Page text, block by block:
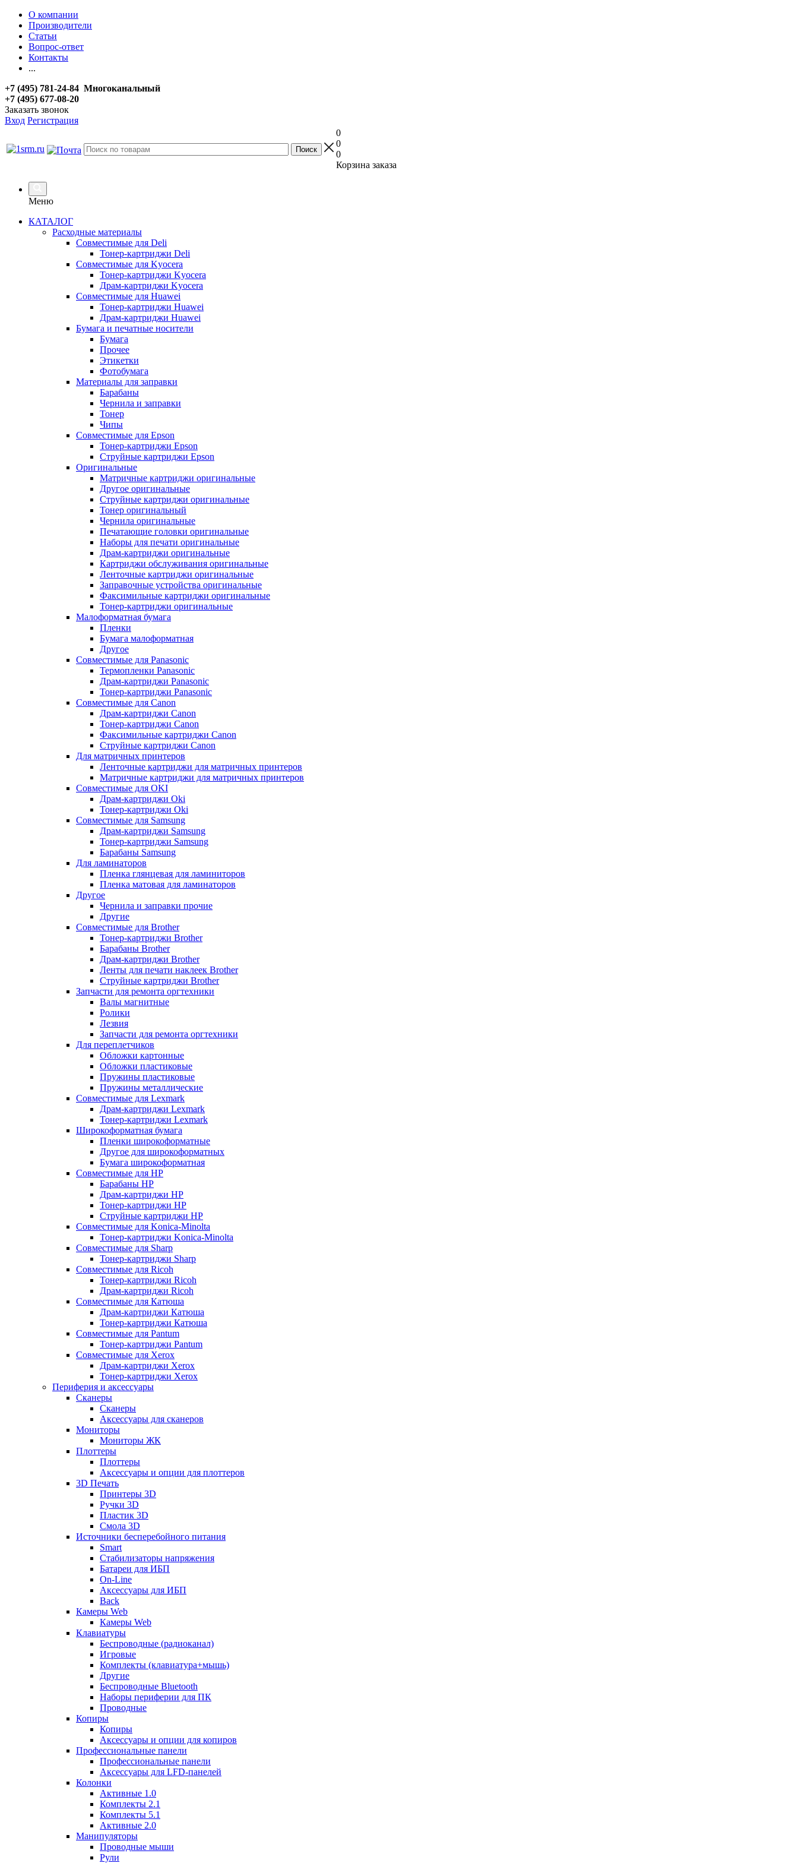
О компании
Производители
Статьи
Вопрос-ответ
Контакты
...
+7 (495) 781-24-84 Многоканальный
+7 (495) 677-08-20
Заказать звонок
Вход Регистрация
0
0
0
Корзина заказа
Меню
КАТАЛОГ
Расходные материалы
Совместимые для Deli
Тонер-картриджи Deli
Совместимые для Kyocera
Тонер-картриджи Kyocera
Драм-картриджи Kyocera
Совместимые для Huawei
Тонер-картриджи Huawei
Драм-картриджи Huawei
Бумага и печатные носители
Бумага
Прочее
Этикетки
Фотобумага
Материалы для заправки
Барабаны
Чернила и заправки
Тонер
Чипы
Совместимые для Epson
Тонер-картриджи Epson
Струйные картриджи Epson
Оригинальные
Матричные картриджи оригинальные
Другое оригинальные
Струйные картриджи оригинальные
Тонер оригинальный
Чернила оригинальные
Печатающие головки оригинальные
Наборы для печати оригинальные
Драм-картриджи оригинальные
Картриджи обслуживания оригинальные
Ленточные картриджи оригинальные
Заправочные устройства оригинальные
Факсимильные картриджи оригинальные
Тонер-картриджи оригинальные
Малоформатная бумага
Пленки
Бумага малоформатная
Другое
Совместимые для Panasonic
Термопленки Panasonic
Драм-картриджи Panasonic
Тонер-картриджи Panasonic
Совместимые для Canon
Драм-картриджи Canon
Тонер-картриджи Canon
Факсимильные картриджи Canon
Струйные картриджи Canon
Для матричных принтеров
Ленточные картриджи для матричных принтеров
Матричные картриджи для матричных принтеров
Совместимые для OKI
Драм-картриджи Oki
Тонер-картриджи Oki
Совместимые для Samsung
Драм-картриджи Samsung
Тонер-картриджи Samsung
Барабаны Samsung
Для ламинаторов
Пленка глянцевая для ламиниторов
Пленка матовая для ламинаторов
Другое
Чернила и заправки прочие
Другие
Совместимые для Brother
Тонер-картриджи Brother
Барабаны Brother
Драм-картриджи Brother
Ленты для печати наклеек Brother
Струйные картриджи Brother
Запчасти для ремонта оргтехники
Валы магнитные
Ролики
Лезвия
Запчасти для ремонта оргтехники
Для переплетчиков
Обложки картонные
Обложки пластиковые
Пружины пластиковые
Пружины металлические
Совместимые для Lexmark
Драм-картриджи Lexmark
Тонер-картриджи Lexmark
Широкоформатная бумага
Пленки широкоформатные
Другое для широкоформатных
Бумага широкоформатная
Совместимые для HP
Барабаны HP
Драм-картриджи HP
Тонер-картриджи HP
Струйные картриджи HP
Совместимые для Konica-Minolta
Тонер-картриджи Konica-Minolta
Совместимые для Sharp
Тонер-картриджи Sharp
Совместимые для Ricoh
Тонер-картриджи Ricoh
Драм-картриджи Ricoh
Совместимые для Катюша
Драм-картриджи Катюша
Тонер-картриджи Катюша
Совместимые для Pantum
Тонер-картриджи Pantum
Совместимые для Xerox
Драм-картриджи Xerox
Тонер-картриджи Xerox
Периферия и аксессуары
Сканеры
Сканеры
Аксессуары для сканеров
Мониторы
Мониторы ЖК
Плоттеры
Плоттеры
Аксессуары и опции для плоттеров
3D Печать
Принтеры 3D
Ручки 3D
Пластик 3D
Смола 3D
Источники бесперебойного питания
Smart
Стабилизаторы напряжения
Батареи для ИБП
On-Line
Аксессуары для ИБП
Back
Камеры Web
Камеры Web
Клавиатуры
Беспроводные (радиоканал)
Игровые
Комплекты (клавиатура+мышь)
Другие
Беспроводные Bluetooth
Наборы периферии для ПК
Проводные
Копиры
Копиры
Аксессуары и опции для копиров
Профессиональные панели
Профессиональные панели
Аксессуары для LFD-панелей
Колонки
Активные 1.0
Комплекты 2.1
Комплекты 5.1
Активные 2.0
Манипуляторы
Проводные мыши
Рули